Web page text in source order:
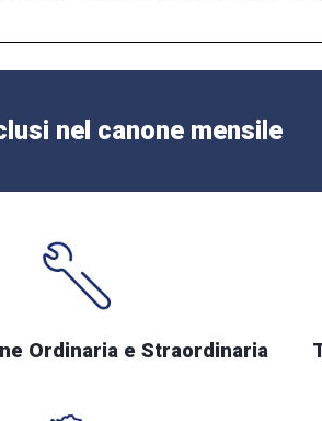
nel canone mensile
Ordinaria e Straordinaria